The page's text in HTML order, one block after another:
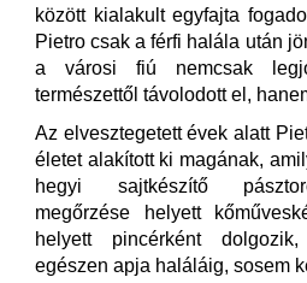
között kialakult egyfajta
Pietro csak a férfi halála után
a városi fiú nemcsak
természettől távolodott el,
Az elvesztegetett évek alatt
életet alakított ki magának,
hegyi sajtkészítő
megőrzése helyett
helyett pincérként
egészen apja haláláig, sosem